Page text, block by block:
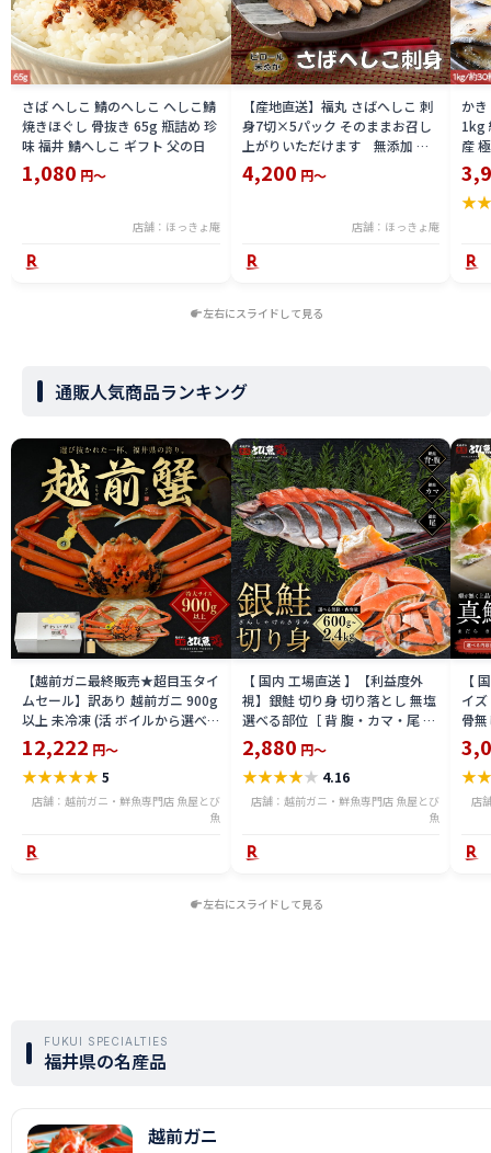
さば へしこ 鯖のへしこ へしこ鯖
焼きほぐし 骨抜き 65g 瓶詰め 珍
味 福井 鯖へしこ ギフト 父の日
1,080 円～
店舗：ほっきょ庵
【産地直送】福丸 さばへしこ 刺
身7切×5パック そのままお召し
上がりいただけます 無添加 福
井県 特産品 越前産 「秘密のケン
ミンSHOW」
4,200 円～
店舗：ほっきょ庵
か
1kg
産
★
左右にスライドして見る
通販人気商品ランキング
【越前ガニ最終販売★超目玉タイ
ムセール】訳あり 越前ガニ 900g
以上 未冷凍 (活 ボイルから選べ
る) 福井県産 国産 産地直送 脚折
れ 訳ありカニ 越前がに ズワイガ
ニ 越前 かに 送料無料 etz-900w
12,222 円～
★★★★★5
店舗：越前ガニ・鮮魚専門店 魚屋とび
魚
【 国内 工場直送 】【利益度外
視】銀鮭 切り身 切り落とし 無塩
選べる部位［ 背 腹・カマ・尾 ］
600g〜2.4kg 骨取り・骨無し 骨
あり 切り落とし 骨取り・骨無し
切身 ses2301-12ka
2,880 円～
★★★★★ 4.16
店舗：越前ガニ・鮮魚専門店 魚屋とび
魚
【
イ
骨
(真
ライ
★
店
左右にスライドして見る
FUKUI SPECIALTIES
福井県の名産品
越前ガニ